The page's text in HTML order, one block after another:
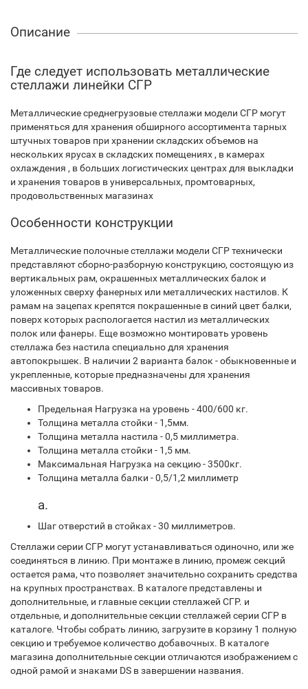
Описание
Где следует использовать металлические
стеллажи линейки СГР
Металлические среднегрузовые стеллажи модели СГР могут
применяться для хранения обширного ассортимента тарных
штучных товаров при хранении складских объемов на
нескольких ярусах в складских помещениях , в камерах
охлаждения , в больших логистических центрах для выкладки
и хранения товаров в универсальных, промтоварных,
продовольственных магазинах
Особенности конструкции
Металлические полочные стеллажи модели СГР технически
представляют сборно-разборную конструкцию, состоящую из
вертикальных рам, окрашенных металлических балок и
уложенных сверху фанерных или металлических настилов. К
рамам на зацепах крепятся покрашенные в синий цвет балки,
поверх которых распологается настил из металлических
полок или фанеры. Еще возможно монтировать уровень
стеллажа без настила специально для хранения
автопокрышек. В наличии 2 варианта балок - обыкновенные и
укрепленные, которые предназначены для хранения
массивных товаров.
Предельная Нагрузка на уровень - 400/600 кг.
Толщина металла стойки - 1,5мм.
Толщина металла настила - 0,5 миллиметра.
Толщина металла стойки - 1,5 мм.
Максимальная Нагрузка на секцию - 3500кг.
Толщина металла балки - 0,5/1,2 миллиметр
а.
Шаг отверстий в стойках - 30 миллиметров.
Стеллажи серии СГР могут устанавливаться одиночно, или же
соединяться в линию. При монтаже в линию, промеж секций
остается рама, что позволяет значительно сохранить средства
на крупных пространствах. В каталоге представлены и
дополнительные, и главные секции стеллажей СГР. и
отдельные, и дополнительные секции стеллажей серии СГР в
каталоге. Чтобы собрать линию, загрузите в корзину 1 полную
секцию и требуемое количество добавочных. В каталоге
магазина дополнительные секции отличаются изображением с
одной рамой и знаками DS в завершении названия.